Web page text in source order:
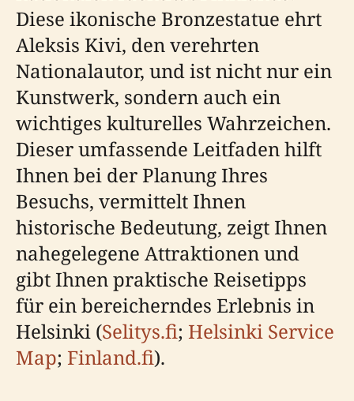
Diese ikonische Bronzestatue ehrt
Aleksis Kivi, den verehrten
Nationalautor, und ist nicht nur ein
Kunstwerk, sondern auch ein
wichtiges kulturelles Wahrzeichen.
Dieser umfassende Leitfaden hilft
Ihnen bei der Planung Ihres
Besuchs, vermittelt Ihnen
historische Bedeutung, zeigt Ihnen
nahegelegene Attraktionen und
gibt Ihnen praktische Reisetipps
für ein bereicherndes Erlebnis in
Helsinki (Selitys.fi; Helsinki Service
Map; Finland.fi).